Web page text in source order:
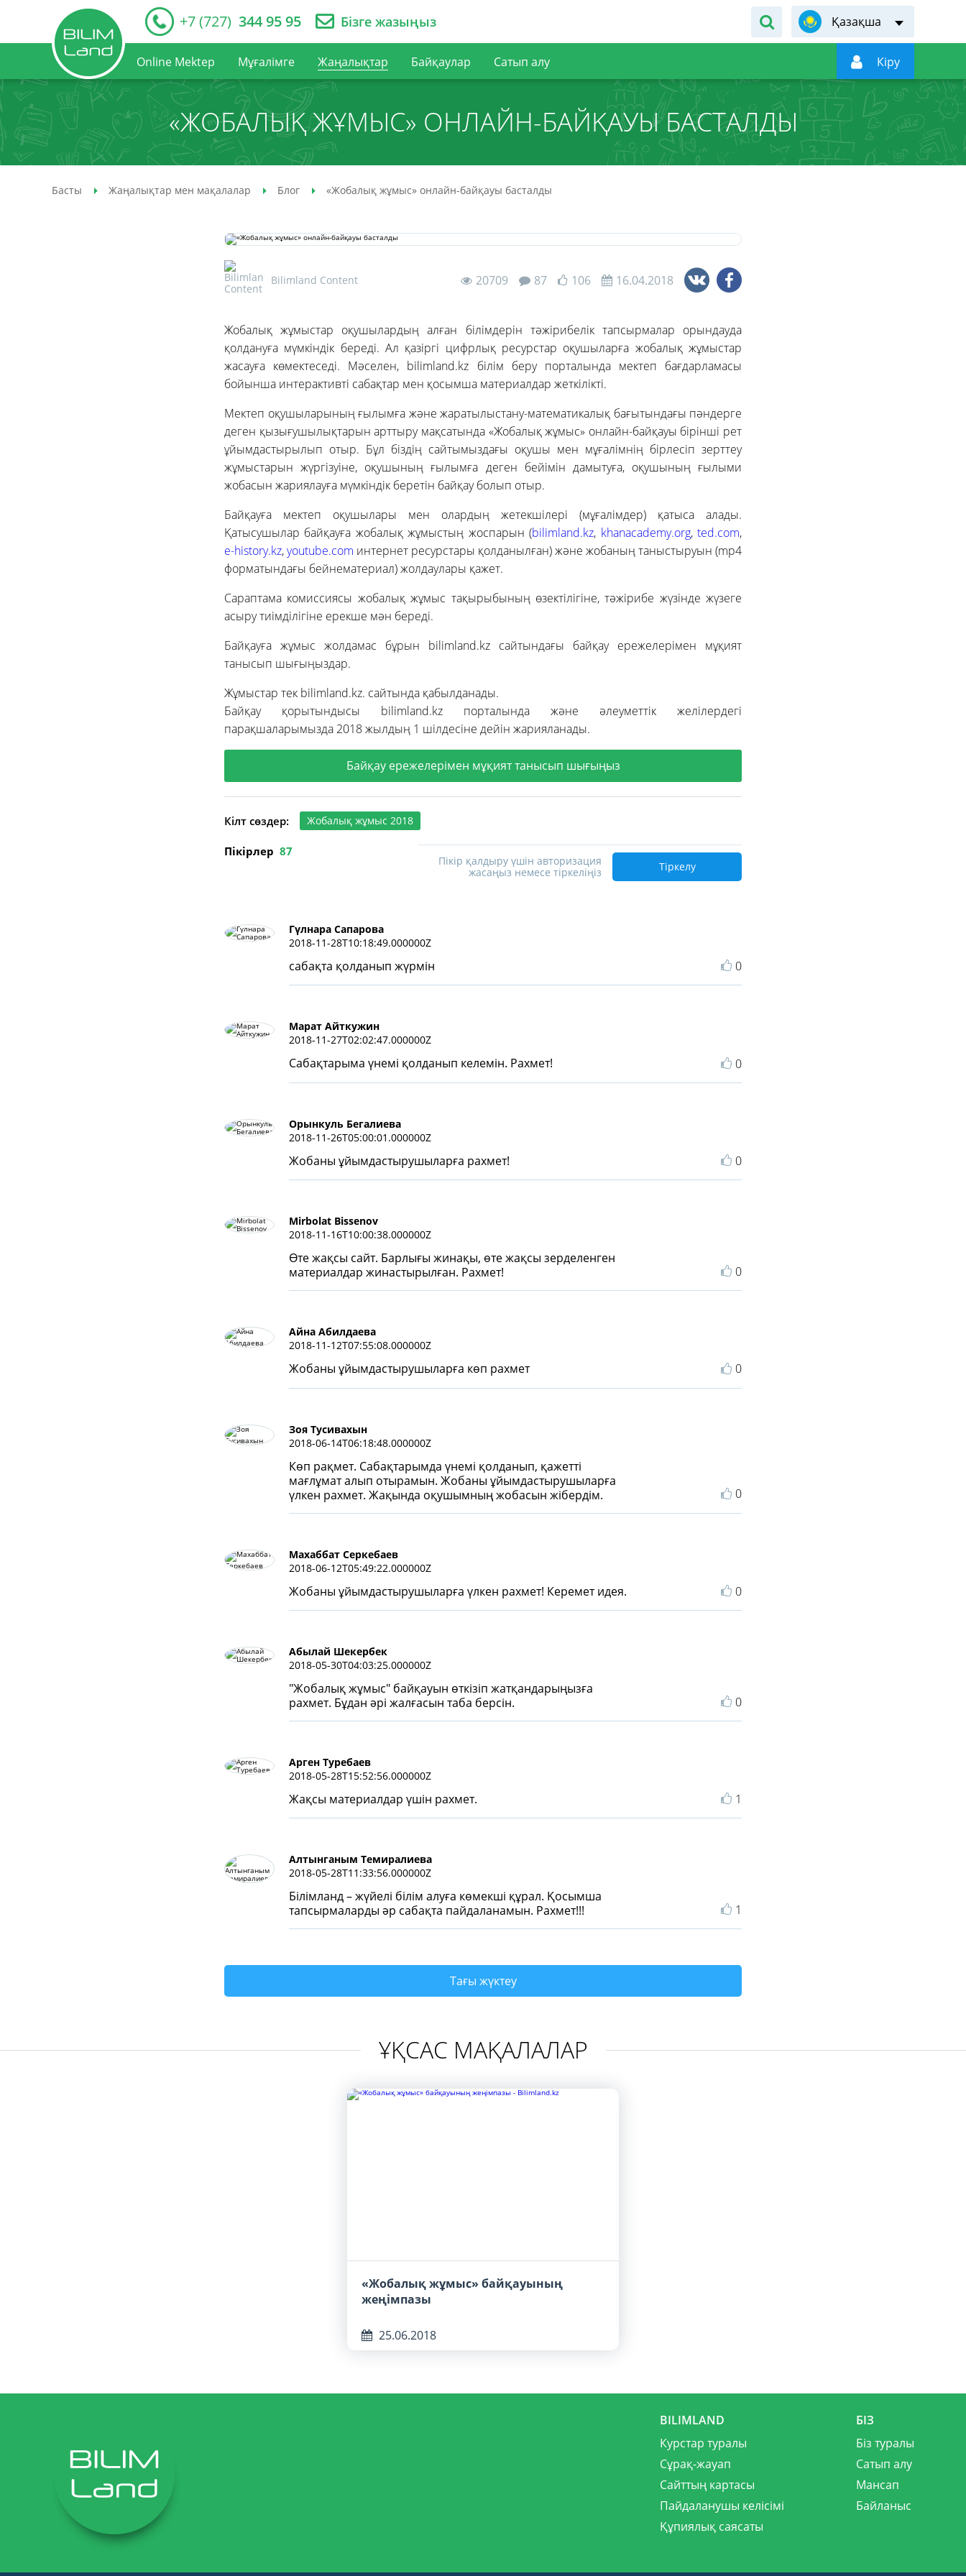
+7 (727) 344 95 95 Бізге жазыңыз Қазақша
Online Mektep Мұғалімге Жаңалықтар Байқаулар Сатып алу  Кiру
«ЖОБАЛЫҚ ЖҰМЫС» ОНЛАЙН-БАЙҚАУЫ БАСТАЛДЫ
Басты Жаңалықтар мен мақалалар Блог «Жобалық жұмыс» онлайн-байқауы басталды
Bilimland Content 20709 87 106 16.04.2018
Жобалық жұмыстар оқушылардың алған білімдерін тәжірибелік тапсырмалар орындауда
қолдануға мүмкіндік береді. Ал қазіргі цифрлық ресурстар оқушыларға жобалық жұмыстар
жасауға көмектеседі. Мәселен, bilimland.kz білім беру порталында мектеп бағдарламасы
бойынша интерактивті сабақтар мен қосымша материалдар жеткілікті.
Мектеп оқушыларының ғылымға және жаратылыстану-математикалық бағытындағы пәндерге
деген қызығушылықтарын арттыру мақсатында «Жобалық жұмыс» онлайн-байқауы бірінші рет
ұйымдастырылып отыр. Бұл біздің сайтымыздағы оқушы мен мұғалімнің бірлесіп зерттеу
жұмыстарын жүргізуіне, оқушының ғылымға деген бейімін дамытуға, оқушының ғылыми
жобасын жариялауға мүмкіндік беретін байқау болып отыр.
Байқауға мектеп оқушылары мен олардың жетекшілері (мұғалімдер) қатыса алады.
Қатысушылар байқауға жобалық жұмыстың жоспарын (bilimland.kz, khanacademy.org,ted.com,
e-history.kz,youtube.com интернет ресурстары қолданылған) және жобаның таныстыруын (mp4
форматындағы бейнематериал) жолдаулары қажет.
Сараптама комиссиясы жобалық жұмыс тақырыбының өзектілігіне, тәжірибе жүзінде жүзеге
асыру тиімділігіне ерекше мән береді.
Байқауға жұмыс жолдамас бұрын bilimland.kz сайтындағы байқау ережелерімен мұқият
танысып шығыңыздар.
Жұмыстар тек bilimland.kz. сайтында қабылданады.
Байқау қорытындысы bilimland.kz порталында және әлеуметтік желілердегі
парақшаларымызда 2018 жылдың 1 шілдесіне дейін жарияланады.
Байқау ережелерімен мұқият танысып шығыңыз
Кілт сөздер: Жобалық жұмыс 2018
Пікірлер 87
Пікір қалдыру үшін авторизация
жасаңыз немесе тіркеліңіз
Тіркелу
Гүлнара Сапарова
2018-11-28T10:18:49.000000Z
сабақта қолданып жүрмін 0
Марат Айткужин
2018-11-27T02:02:47.000000Z
Сабақтарыма үнемі қолданып келемін. Рахмет! 0
Орынкуль Бегалиева
2018-11-26T05:00:01.000000Z
Жобаны ұйымдастырушыларға рахмет! 0
Mirbolat Bissenov
2018-11-16T10:00:38.000000Z
Өте жақсы сайт. Барлығы жинақы, өте жақсы зерделенген
материалдар жинастырылған. Рахмет!
0
Айна Абилдаева
2018-11-12T07:55:08.000000Z
Жобаны ұйымдастырушыларға көп рахмет 0
Зоя Тусивахын
2018-06-14T06:18:48.000000Z
Көп рақмет. Сабақтарымда үнемі қолданып, қажетті
мағлұмат алып отырамын. Жобаны ұйымдастырушыларға
үлкен рахмет. Жақында оқушымның жобасын жібердім.
0
Махаббат Серкебаев
2018-06-12T05:49:22.000000Z
Жобаны ұйымдастырушыларға үлкен рахмет! Керемет идея. 0
Абылай Шекербек
2018-05-30T04:03:25.000000Z
"Жобалық жұмыс" байқауын өткізіп жатқандарыңызға
рахмет. Бұдан әрі жалғасын таба берсін.
0
Арген Туребаев
2018-05-28T15:52:56.000000Z
Жақсы материалдар үшін рахмет. 1
Алтынганым Темиралиева
2018-05-28T11:33:56.000000Z
Білімлaнд – жүйелі білім алуға көмекші құрал. Қосымша
тапсырмаларды әр сабақта пайдаланамын. Рахмет!!!
1
Тағы жүктеу
ҰҚСАС МАҚАЛАЛАР
«Жобалық жұмыс» байқауының
жеңімпазы
25.06.2018
BILIMLAND
Курстар туралы
Сұрақ-жауап
Сайттың картасы
Пайдаланушы келісімі
Құпиялық саясаты
БІЗ
Біз туралы
Сатып алу
Мансап
Байланыс